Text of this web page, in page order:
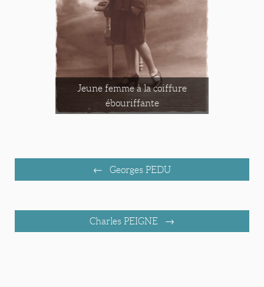
Jeune femme à la coiffure
ébouriffante
Georges PEDU
Charles PEIGNE